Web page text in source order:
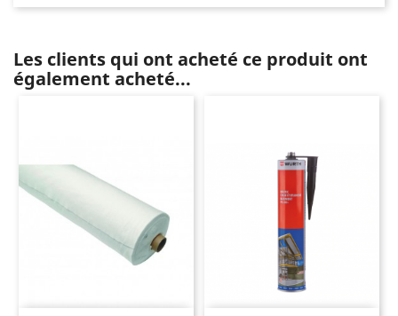
Les clients qui ont acheté ce produit ont
également acheté...